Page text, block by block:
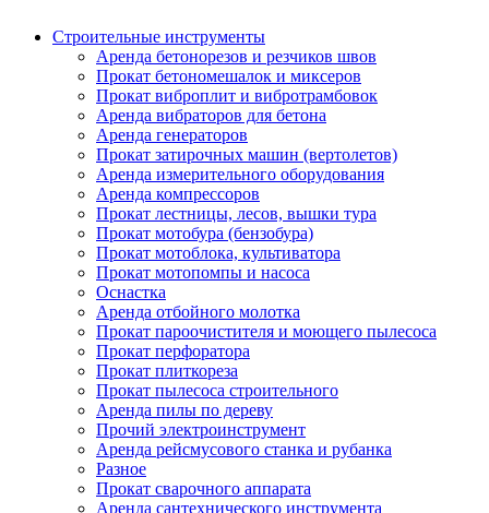
Строительные инструменты
Аренда бетонорезов и резчиков швов
Прокат бетономешалок и миксеров
Прокат виброплит и вибротрамбовок
Аренда вибраторов для бетона
Аренда генераторов
Прокат затирочных машин (вертолетов)
Аренда измерительного оборудования
Аренда компрессоров
Прокат лестницы, лесов, вышки тура
Прокат мотобура (бензобура)
Прокат мотоблока, культиватора
Прокат мотопомпы и насоса
Оснастка
Аренда отбойного молотка
Прокат пароочистителя и моющего пылесоса
Прокат перфоратора
Прокат плиткореза
Прокат пылесоса строительного
Аренда пилы по дереву
Прочий электроинструмент
Аренда рейсмусового станка и рубанка
Разное
Прокат сварочного аппарата
Аренда сантехнического инструмента